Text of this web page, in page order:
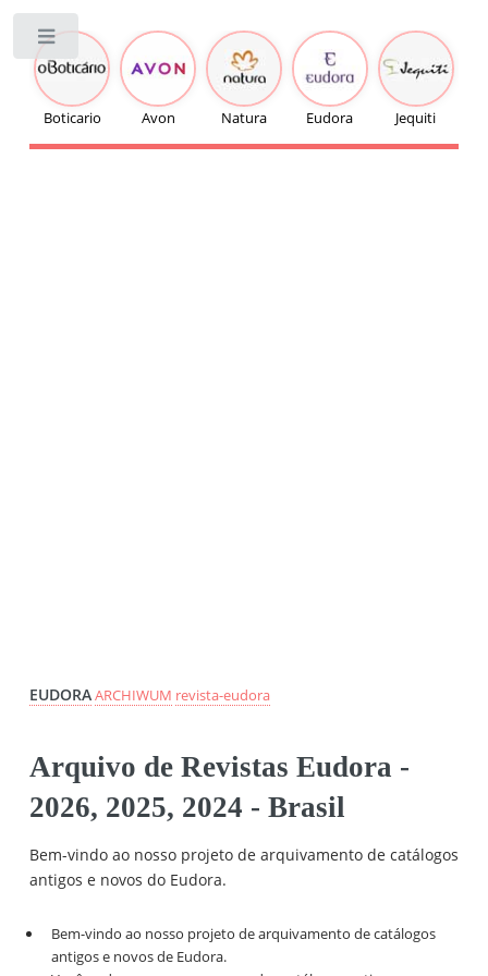
Boticario Avon Natura Eudora Jequiti
EUDORAARCHIWUM revista-eudora
Arquivo de Revistas Eudora -
2026, 2025, 2024 - Brasil
Bem-vindo ao nosso projeto de arquivamento de catálogos
antigos e novos do Eudora.
Bem-vindo ao nosso projeto de arquivamento de catálogos
antigos e novos de Eudora.
GRÁTIS E ONLINE
Toggle